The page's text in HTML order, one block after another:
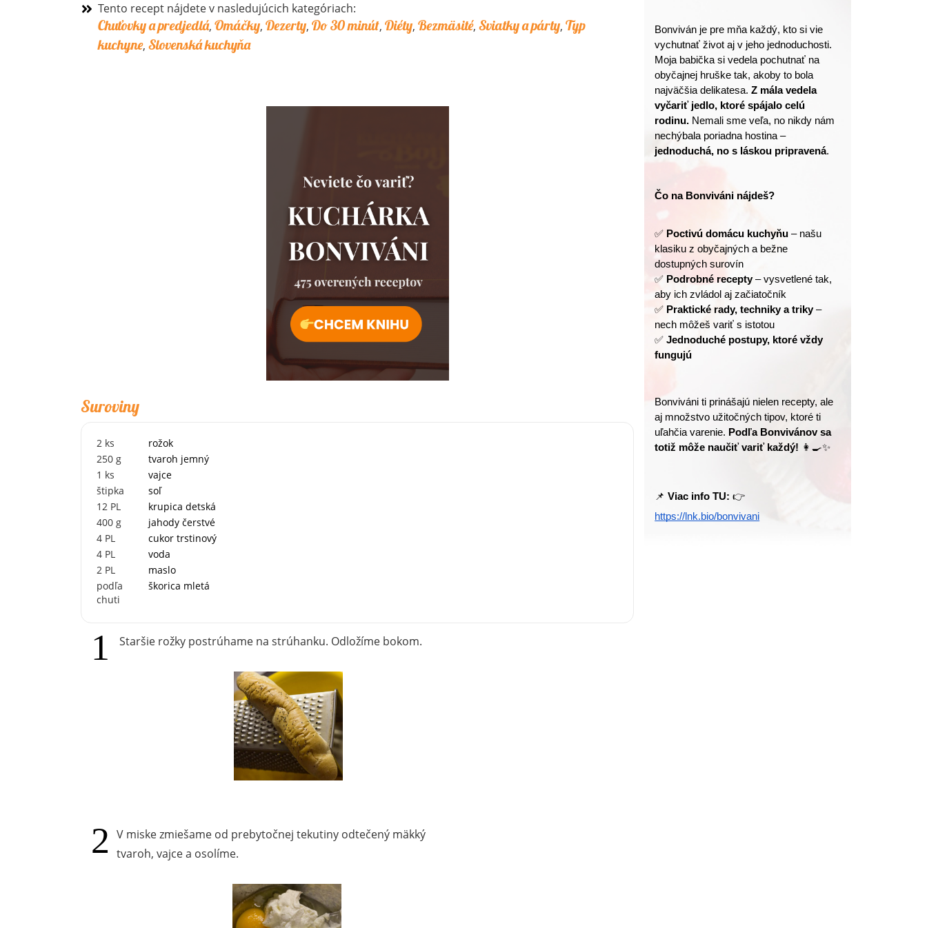
Tento recept nájdete v nasledujúcich kategóriach:
Chuťovky a predjedlá, Omáčky, Dezerty, Do 30 minút, Diéty, Bezmäsité, Sviatky a párty, Typ
kuchyne, Slovenská kuchyňa
Suroviny
2 ks
rožok
250 g
tvaroh jemný
1 ks
vajce
štipka
soľ
12 PL
krupica detská
400 g
jahody čerstvé
4 PL
cukor trstinový
4 PL
voda
2 PL
maslo
podľa
chuti
škorica mletá
Staršie rožky postrúhame na strúhanku. Odložíme bokom.
V miske zmiešame od prebytočnej tekutiny odtečený mäkký
tvaroh, vajce a osolíme.
Bonviván je pre mňa každý, kto si vie
vychutnať život aj v jeho jednoduchosti.
Moja babička si vedela pochutnať na
obyčajnej hruške tak, akoby to bola
najväčšia delikatesa. Z mála vedela
vyčariť jedlo, ktoré spájalo celú
rodinu. Nemali sme veľa, no nikdy nám
nechýbala poriadna hostina –
jednoduchá, no s láskou pripravená.
Čo na Bonviváni nájdeš?
✅ Poctivú domácu kuchyňu – našu
klasiku z obyčajných a bežne
dostupných surovín
✅ Podrobné recepty – vysvetlené tak,
aby ich zvládol aj začiatočník
✅ Praktické rady, techniky a triky –
nech môžeš variť s istotou
✅ Jednoduché postupy, ktoré vždy
fungujú
Bonviváni ti prinášajú nielen recepty, ale
aj množstvo užitočných tipov, ktoré ti
uľahčia varenie. Podľa Bonvivánov sa
totiž môže naučiť variť každý! 👩‍🍳✨
📌 Viac info TU:
https://lnk.bio/bonvivani